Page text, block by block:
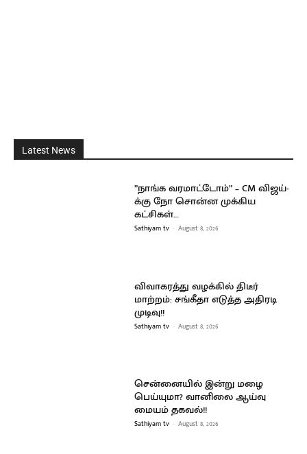
Latest News
”நாங்க வரமாட்டோம்” – CM விஜய்-
க்கு நோ சொன்ன முக்கிய
கட்சிகள்…
Sathiyam tv - August 8, 2026
விவாகரத்து வழக்கில் திடீர்
மாற்றம்: சங்கீதா எடுத்த அதிரடி
முடிவு!!
Sathiyam tv - August 8, 2026
சென்னையில் இன்று மழை
பெய்யுமா? வானிலை ஆய்வு
மையம் தகவல்!!
Sathiyam tv - August 8, 2026